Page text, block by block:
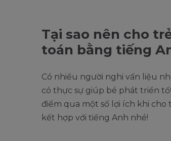
Tại sao nên cho
toán bằng tiếng
Có nhiều người nghi vấn liệu
có thực sự giúp bé phát triển
điểm qua một số lợi ích khi
kết hợp với tiếng Anh nhé!